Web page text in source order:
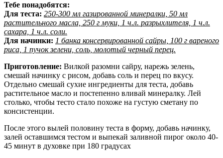
Тебе понадобятся:
Для теста: 250-300 мл газированной минералки, 50 мл
растительного масла, 250 г муки, 1 ч.л. разрыхлителя, 1 ч.л.
сахара, 1 ч.л. соли.
Для начинки: 1 банка консервированной сайры, 100 г вареного
риса, 1 пучок зелени, соль, молотый черный перец.
Приготовление: Вилкой разомни сайру, нарежь зелень,
смешай начинку с рисом, добавь соль и перец по вкусу.
Отдельно смешай сухие ингредиенты для теста, добавь
растительное масло и постепенно вливай минералку. Лей
столько, чтобы тесто стало похоже на густую сметану по
консистенции.
После этого вылей половину теста в форму, добавь начинку,
залей оставшимся тестом и выпекай заливной пирог около 40-
45 минут в духовке при 180 градусах